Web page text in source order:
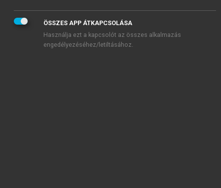
ÖSSZES APP ÁTKAPCSOLÁSA
Használja ezt a kapcsolót az összes alkalmazás
engedélyezéséhez/letiltásához.